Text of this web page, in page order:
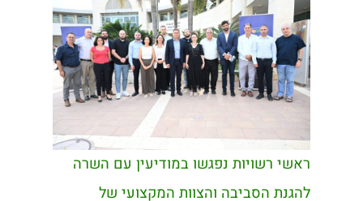
ראשי רשויות נפגשו במודיעין עם השרה
להגנת הסביבה והצוות המקצועי של